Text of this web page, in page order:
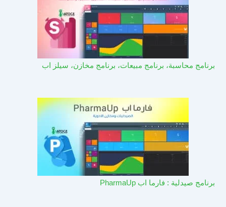
برنامج محاسبة، برنامج مبيعات، برنامج مخازن، سيلز اب
برنامج صيدلية : فارما اب PharmaUp​